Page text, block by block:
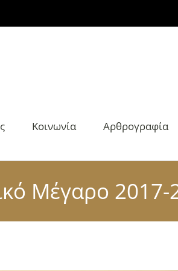
Κοινωνία Αρθρογραφία
Μέγαρο 2017-